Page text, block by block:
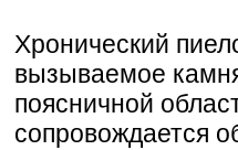
Хронический
вызываемое
поясничной
сопровождается